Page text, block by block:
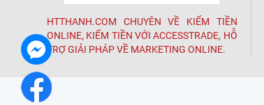
HTTHANH.COM CHUYÊN VỀ KIẾM TIỀN
ONLINE, KIẾM TIỀN VỚI ACCESSTRADE, HỖ
TRỢ GIẢI PHÁP VỀ MARKETING ONLINE.